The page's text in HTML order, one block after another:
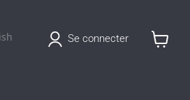
Se connecter